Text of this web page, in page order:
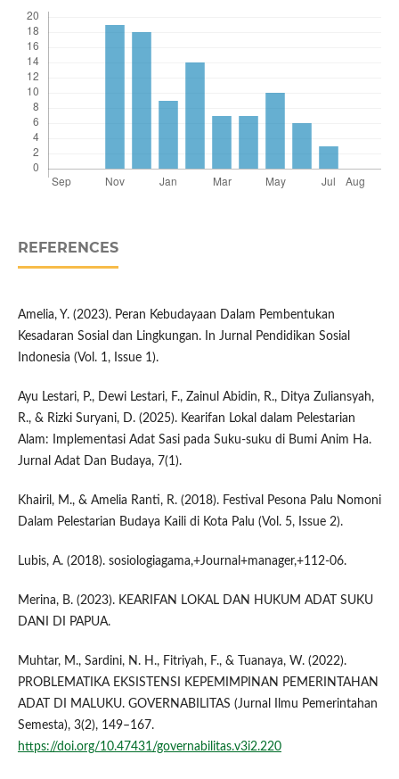
REFERENCES
Amelia, Y. (2023). Peran Kebudayaan Dalam Pembentukan
Kesadaran Sosial dan Lingkungan. In Jurnal Pendidikan Sosial
Indonesia (Vol. 1, Issue 1).
Ayu Lestari, P., Dewi Lestari, F., Zainul Abidin, R., Ditya Zuliansyah,
R., & Rizki Suryani, D. (2025). Kearifan Lokal dalam Pelestarian
Alam: Implementasi Adat Sasi pada Suku-suku di Bumi Anim Ha.
Jurnal Adat Dan Budaya, 7(1).
Khairil, M., & Amelia Ranti, R. (2018). Festival Pesona Palu Nomoni
Dalam Pelestarian Budaya Kaili di Kota Palu (Vol. 5, Issue 2).
Lubis, A. (2018). sosiologiagama,+Journal+manager,+112-06.
Merina, B. (2023). KEARIFAN LOKAL DAN HUKUM ADAT SUKU
DANI DI PAPUA.
Muhtar, M., Sardini, N. H., Fitriyah, F., & Tuanaya, W. (2022).
PROBLEMATIKA EKSISTENSI KEPEMIMPINAN PEMERINTAHAN
ADAT DI MALUKU. GOVERNABILITAS (Jurnal Ilmu Pemerintahan
Semesta), 3(2), 149–167.
https://doi.org/10.47431/governabilitas.v3i2.220